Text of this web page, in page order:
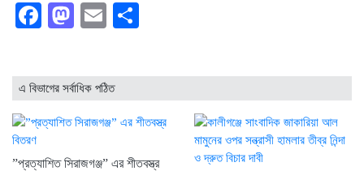
Facebook
Mastodon
Email
এ বিভাগের সর্বাধিক পঠিত
”প্রত্যাশিত সিরাজগঞ্জ” এর শীতবস্ত্র